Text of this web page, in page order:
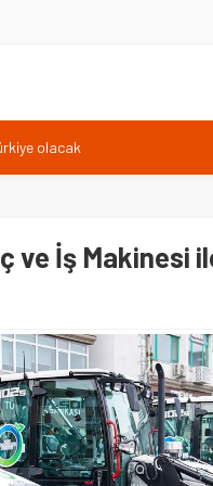
olacak
büyük ivme kazandı
yapılacak
ve İş Makinesi